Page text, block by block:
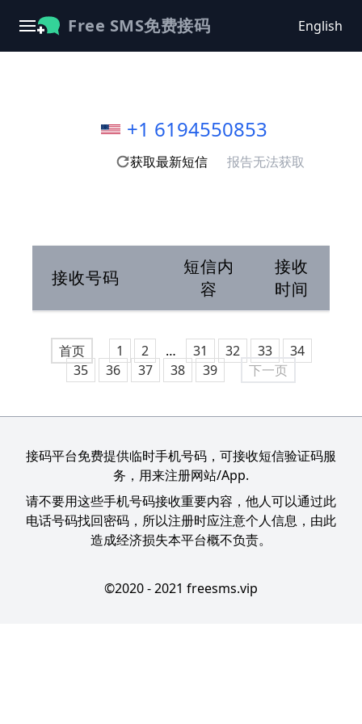
Free SMS免费接码 English
+1 6194550853
获取最新短信 报告无法获取
接收号码
短信内
容
接收
时间
首页 1 2 … 31 32 33
34
35
36 37 38 39 下一页
接码平台免费提供临时手机号码，可接收短信验证码服
务，用来注册网站/App.
请不要用这些手机号码接收重要内容，他人可以通过此
电话号码找回密码，所以注册时应注意个人信息，由此
造成经济损失本平台概不负责。
©2020 - 2021 freesms.vip